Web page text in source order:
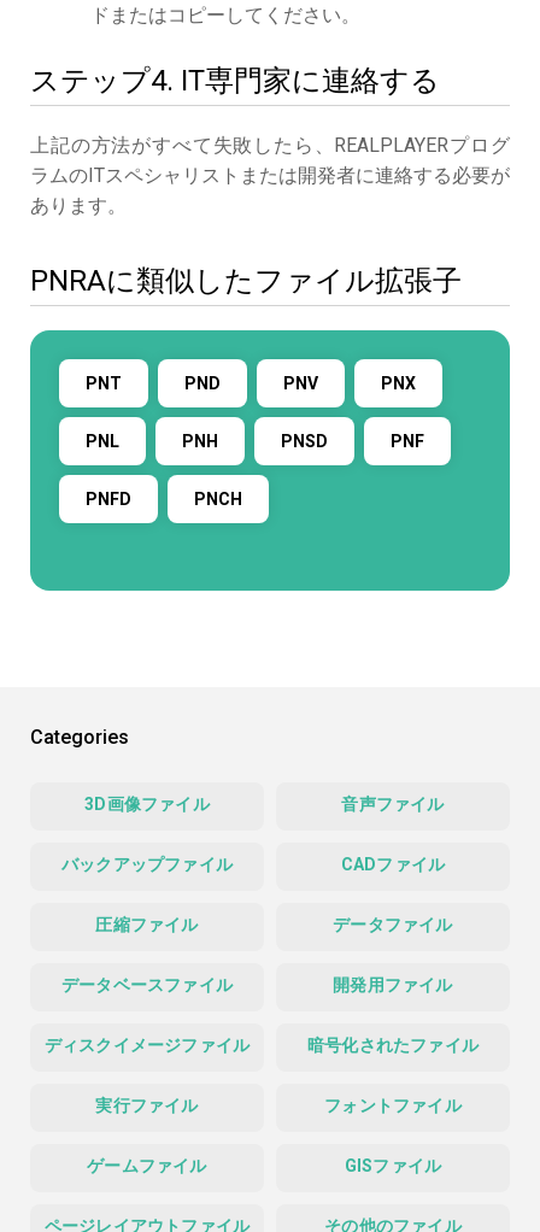
ドまたはコピーしてください。
ステップ4. IT専門家に連絡する
上記の方法がすべて失敗したら、REALPLAYERプログ
ラムのITスペシャリストまたは開発者に連絡する必要が
あります。
PNRAに類似したファイル拡張子
PNT PND PNV PNX
PNL PNH PNSD PNF
PNFD PNCH
Categories
3D画像ファイル 音声ファイル
バックアップファイル CADファイル
圧縮ファイル データファイル
データベースファイル 開発用ファイル
ディスクイメージファイル 暗号化されたファイル
実行ファイル フォントファイル
ゲームファイル GISファイル
ページレイアウトファイル その他のファイル